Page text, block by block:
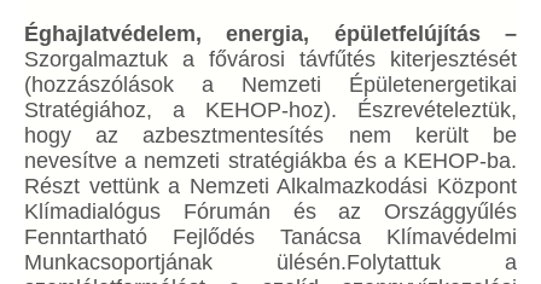
Éghajlatvédelem, energia, épületfelújítás –
Szorgalmaztuk a fővárosi távfűtés kiterjesztését
(hozzászólások a Nemzeti Épületenergetikai
Stratégiához, a KEHOP-hoz). Észrevételeztük,
hogy az azbesztmentesítés nem került be
nevesítve a nemzeti stratégiákba és a KEHOP-ba.
Részt vettünk a Nemzeti Alkalmazkodási Központ
Klímadialógus Fórumán és az Országgyűlés
Fenntartható Fejlődés Tanácsa Klímavédelmi
Munkacsoportjának ülésén.Folytattuk a